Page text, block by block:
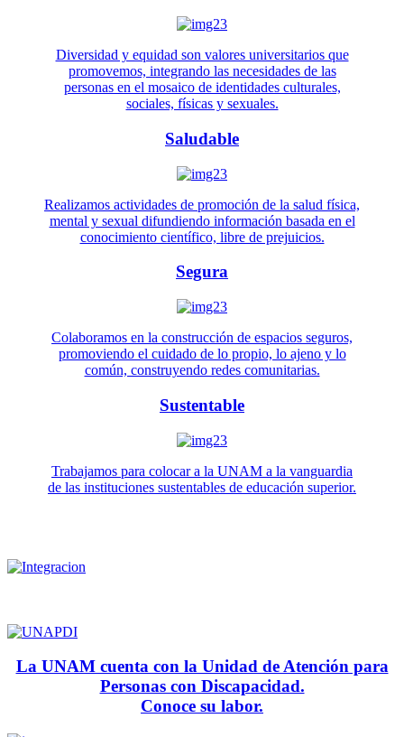
Diversidad y equidad son valores universitarios que
promovemos, integrando las necesidades de las
personas en el mosaico de identidades culturales,
sociales, físicas y sexuales.
Saludable
Realizamos actividades de promoción de la salud física,
mental y sexual difundiendo información basada en el
conocimiento científico, libre de prejuicios.
Segura
Colaboramos en la construcción de espacios seguros,
promoviendo el cuidado de lo propio, lo ajeno y lo
común, construyendo redes comunitarias.
Sustentable
Trabajamos para colocar a la UNAM a la vanguardia
de las instituciones sustentables de educación superior.
La UNAM cuenta con la Unidad de Atención para
Personas con Discapacidad.
Conoce su labor.